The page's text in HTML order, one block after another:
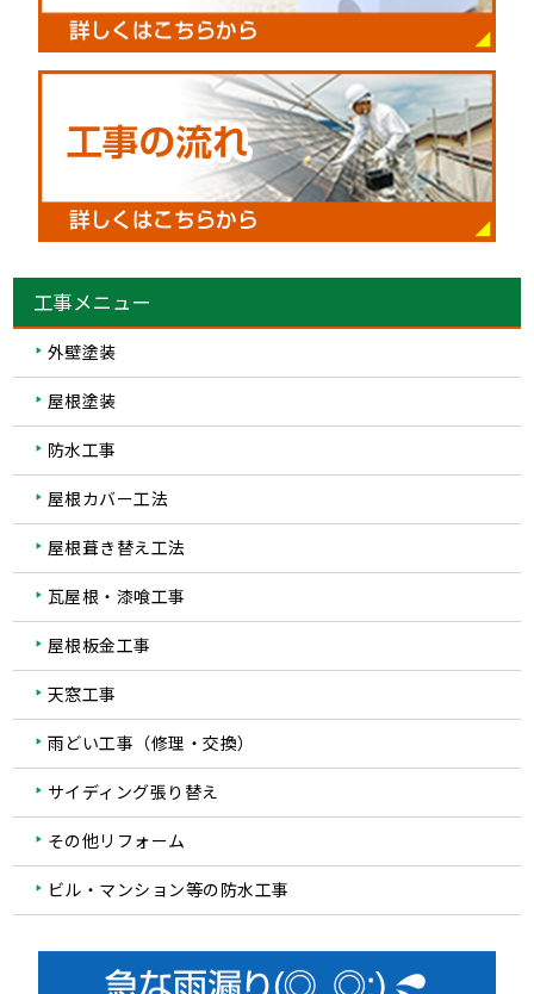
工事メニュー
外壁塗装
屋根塗装
防水工事
屋根カバー工法
屋根葺き替え工法
瓦屋根・漆喰工事
屋根板金工事
天窓工事
雨どい工事（修理・交換）
サイディング張り替え
その他リフォーム
ビル・マンション等の防水工事